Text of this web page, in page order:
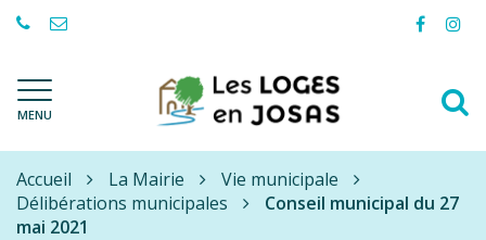
Lien
compte
MENU
en-
Josas
Accueil La Mairie
Vie municipale
Délibérations municipales
Conseil municipal du 27
mai 2021